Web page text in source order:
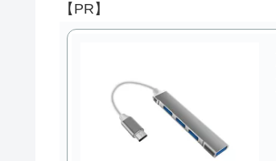
【PR】